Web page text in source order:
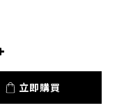
立即購買